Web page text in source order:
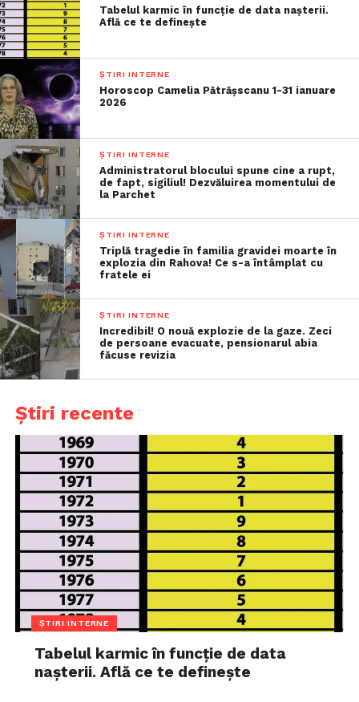
Tabelul karmic în funcție de data nașterii.
Află ce te definește
ȘTIRI INTERNE
Horoscop Camelia Pătrășscanu 1-31 ianuare
2026
ȘTIRI INTERNE
Administratorul blocului spune cine a rupt,
de fapt, sigiliul! Dezvăluirea momentului de
la Parchet
ȘTIRI INTERNE
Triplă tragedie în familia gravidei moarte în
explozia din Rahova! Ce s-a întâmplat cu
fratele ei
ȘTIRI INTERNE
Incredibil! O nouă explozie de la gaze. Zeci
de persoane evacuate, pensionarul abia
făcuse revizia
Știri recente
ȘTIRI INTERNE
Tabelul karmic în funcție de data
nașterii. Află ce te definește